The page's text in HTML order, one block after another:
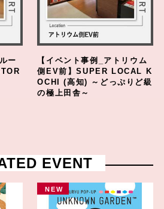
ー
【イベント事例_アトリウム
側EV前】SUPER LOCAL K
OCHI (高知) ～どっぷりど級
の極上田舎～
EVENT
NEW